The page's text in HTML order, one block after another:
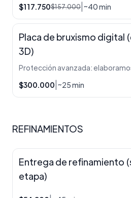
$117.750$157.000 ~40 min
Placa de bruxismo digital
3D)
$300.000 ~25 min
REFINAMIENTOS
Entrega de refinamiento
etapa)